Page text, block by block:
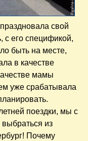
свой
с его спецификой,
быть на месте,
в качестве
мамы
уже срабатывала
поездки, мы с
из
Почему